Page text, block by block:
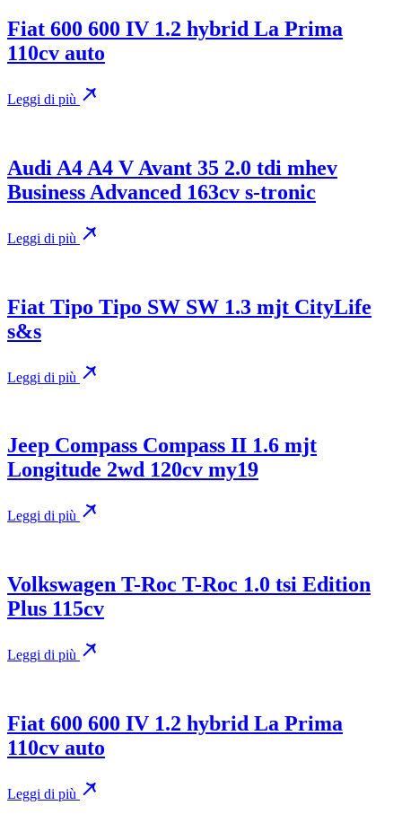
Fiat 600 600 IV 1.2 hybrid La Prima
110cv auto
Leggi di più
Audi A4 A4 V Avant 35 2.0 tdi mhev
Business Advanced 163cv s-tronic
Leggi di più
Fiat Tipo Tipo SW SW 1.3 mjt CityLife
s&s
Leggi di più
Jeep Compass Compass II 1.6 mjt
Longitude 2wd 120cv my19
Leggi di più
Volkswagen T-Roc T-Roc 1.0 tsi Edition
Plus 115cv
Leggi di più
Fiat 600 600 IV 1.2 hybrid La Prima
110cv auto
Leggi di più